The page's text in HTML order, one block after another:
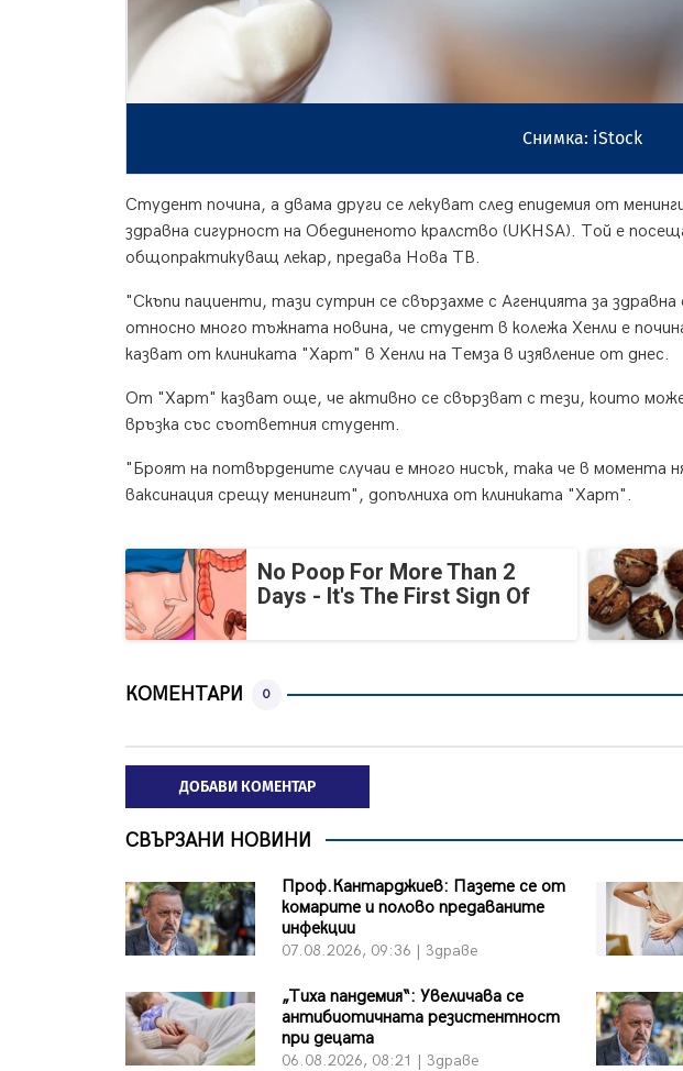
Снимка: iStock
Студент почина, а двама други се лекуват след епидемия от
здравна сигурност на Обединеното кралство (UKHSA). Той е
общопрактикуващ лекар, предава Нова ТВ.
"Скъпи пациенти, тази сутрин се свързахме с Агенцията за
относно много тъжната новина, че студент в колежа Хенли е
казват от клиниката "Харт" в Хенли на Темза в изявление от днес.
От "Харт" казват още, че активно се свързват с тези, които може
връзка със съответния студент.
"Броят на потвърдените случаи е много нисък, така че в момента
ваксинация срещу менингит", допълниха от клиниката "Харт".
No Poop For More Than 2
Days - It's The First Sign Of
КОМЕНТАРИ 0
ДОБАВИ КОМЕНТАР
СВЪРЗАНИ НОВИНИ
Проф.Кантарджиев: Пазете се от
комарите и полово предаваните
инфекции
07.08.2026, 09:36 | Здраве
„Тиха пандемия“: Увеличава се
антибиотичната резистентност
при децата
06.08.2026, 08:21 | Здраве